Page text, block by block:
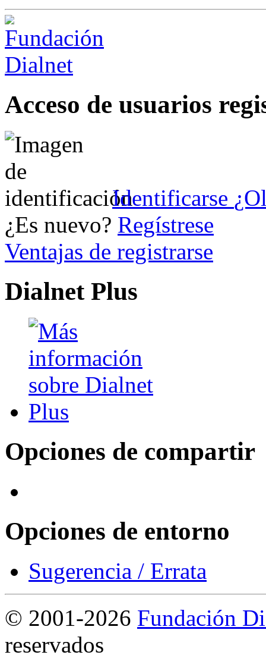
Acceso de usuarios
Identificarse
¿Es nuevo? Regístrese
Ventajas de registrarse
Dialnet Plus
Opciones de compartir
Opciones de entorno
Sugerencia / Errata
© 2001-2026 Fundación
reservados